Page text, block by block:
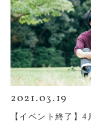
2021.03.19
【イベント終了】